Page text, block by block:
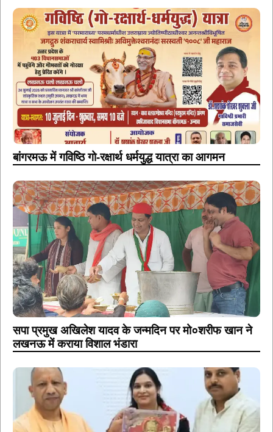
बांगरमऊ में गविष्ठि गो-रक्षार्थ धर्मयुद्ध यात्रा का आगमन
सपा प्रमुख अखिलेश यादव के जन्मदिन पर मो०शरीफ खान ने
लखनऊ में कराया विशाल भंडारा